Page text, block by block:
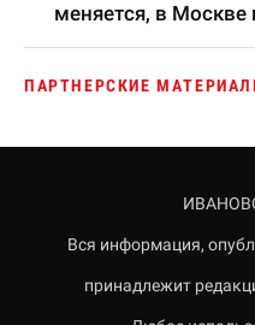
меняется, в Москве
ПАРТНЕРСКИЕ
Вся информация,
принадлежит